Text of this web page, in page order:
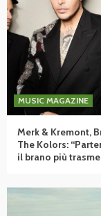
MUSIC MAGAZINE
Merk & Kremont,
The Kolors:
il brano più